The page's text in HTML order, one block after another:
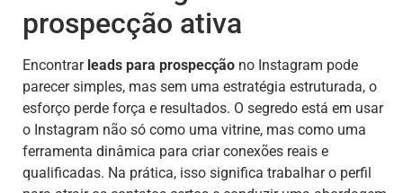
prospecção ativa
Encontrar leads para prospecção no Instagram pode
parecer simples, mas sem uma estratégia estruturada, o
esforço perde força e resultados. O segredo está em usar
o Instagram não só como uma vitrine, mas como uma
ferramenta dinâmica para criar conexões reais e
qualificadas. Na prática, isso significa trabalhar o perfil